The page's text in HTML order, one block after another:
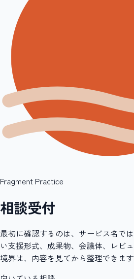
Fragment Practice
相談受付
最初に確認するのは、サービス名で
い支援形式、成果物、会議体、レビ
境界は、内容を見てから整理できます